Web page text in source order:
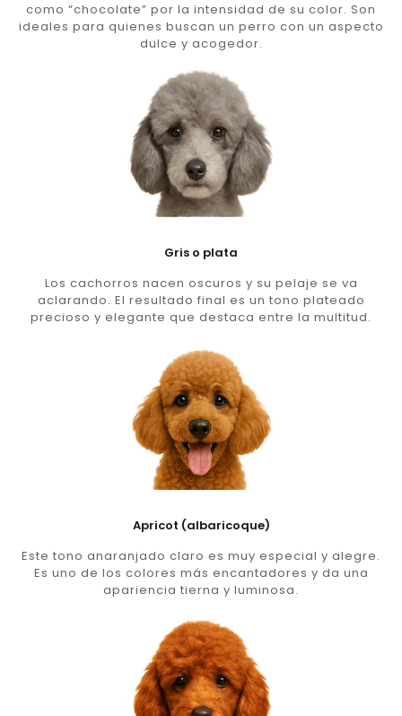
como “chocolate” por la intensidad de su color. Son
ideales para quienes buscan un perro con un aspecto
dulce y acogedor.
Gris o plata
Los cachorros nacen oscuros y su pelaje se va
aclarando. El resultado final es un tono plateado
precioso y elegante que destaca entre la multitud.
Apricot (albaricoque)
Este tono anaranjado claro es muy especial y alegre.
Es uno de los colores más encantadores y da una
apariencia tierna y luminosa.